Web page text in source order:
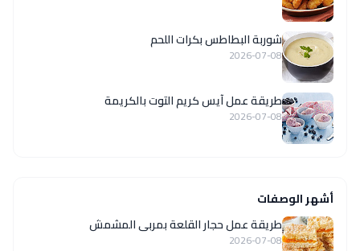
شوربة البطاطس بكرات اللحم
2026-07-08
طريقة عمل آيس كريم التوت بالكريمة
2026-07-08
أشهر الوصفات
طريقة عمل حجار القلعة بمربى المشمش
2026-07-08